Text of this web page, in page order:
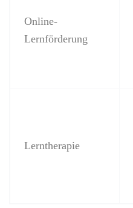
Online-
Lernförderung
Lerntherapie